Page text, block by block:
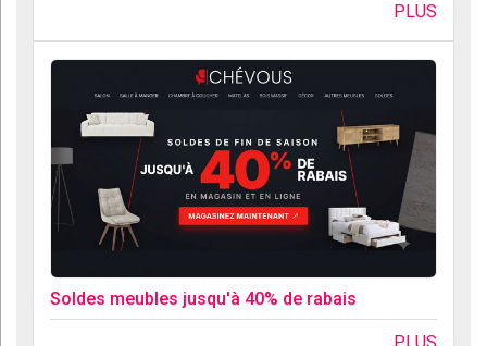
PLUS
Soldes meubles jusqu'à 40% de rabais